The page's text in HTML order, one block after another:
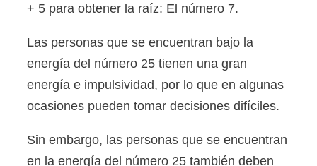
+ 5 para obtener la raíz: El número 7.
Las personas que se encuentran bajo la
energía del número 25 tienen una gran
energía e impulsividad, por lo que en algunas
ocasiones pueden tomar decisiones difíciles.
Sin embargo, las personas que se encuentran
en la energía del número 25 también deben